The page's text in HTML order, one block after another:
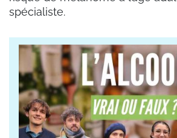
spécialiste.